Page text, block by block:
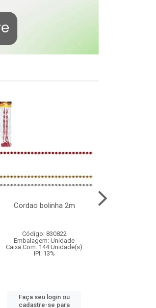
Cordao bolinha 2m
Código: 830822
Embalagem: Unidade
Caixa Com: 144 Unidade(s)
IPI: 13%
Faça seu login ou
cadastre-se para